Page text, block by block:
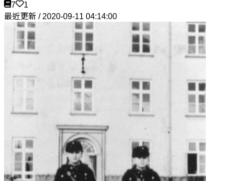
7
1
最近更新 / 2020-09-11 04:14:00